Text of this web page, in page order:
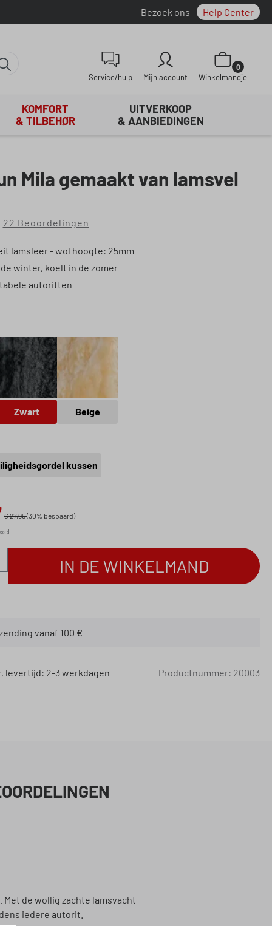
Bezoek ons Help Center
Service/hulp Mijn account
0
Winkelmandje
KOMFORT
& TILBEHØR
UITVERKOOP
& AANBIEDINGEN
Mila gemaakt van lamsvel
lamsleer - wol hoogte: 25mm
winter, koelt in de zomer
autoritten
Zwart
Zwart
Beige
kussen
€ 27,95(30% bespaard)
Voer de gewenste
IN DE WINKELMAND
22 Beoordelingen
vanaf 100 €
levertijd: 2-3 werkdagen Productnummer: 20003
de wollig zachte lamsvacht
iedere autorit.